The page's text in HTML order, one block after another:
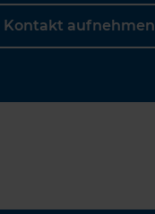
Kontakt aufnehmen